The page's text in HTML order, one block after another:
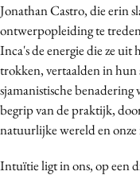
Jonathan Castro, die erin
ontwerpopleiding te
Inca's de energie die ze
trokken, vertaalden in hun
sjamanistischebenadering
begrip van de praktijk,
natuurlijke wereld en
Intuïtie ligt in ons, op een